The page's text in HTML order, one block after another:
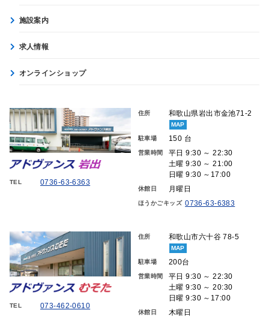
施設案内
求人情報
オンラインショップ
TEL 0736-63-6363
住所 和歌山県岩出市金池71-2
MAP
駐車場 150 台
営業時間
平日 9:30 ～ 22:30
土曜 9:30 ～ 21:00
日曜 9:30 ～17:00
休館日 月曜日
ほうかごキッズ 0736-63-6383
TEL 073-462-0610
住所 和歌山市六十谷 78-5
MAP
駐車場 200台
営業時間
平日 9:30 ～ 22:30
土曜 9:30 ～ 20:30
日曜 9:30 ～17:00
休館日 木曜日